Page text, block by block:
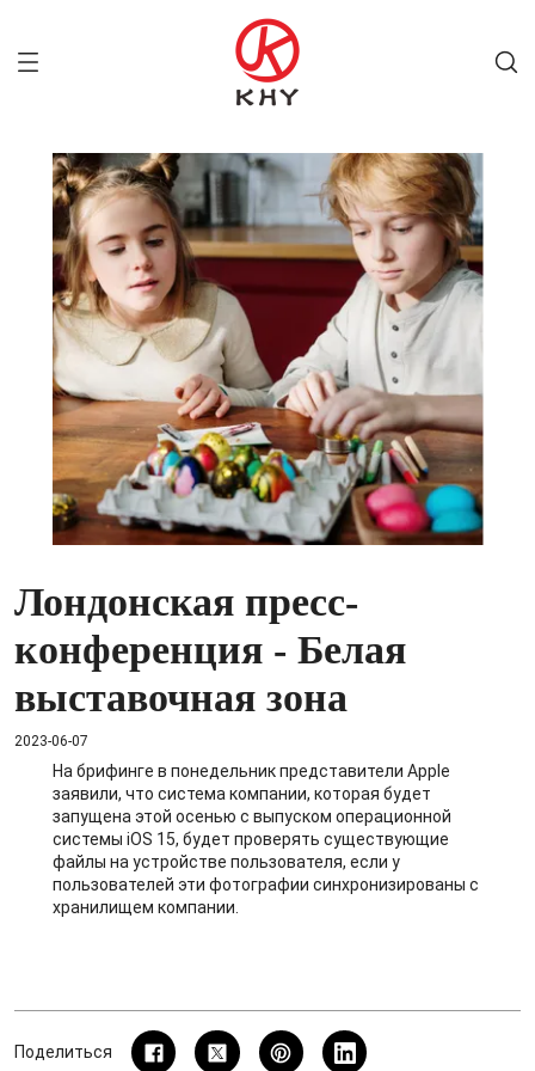
Лондонская пресс-
конференция - Белая
выставочная зона
2023-06-07
На брифинге в понедельник представители Apple
заявили, что система компании, которая будет
запущена этой осенью с выпуском операционной
системы iOS 15, будет проверять существующие
файлы на устройстве пользователя, если у
пользователей эти фотографии синхронизированы с
хранилищем компании.
Поделиться